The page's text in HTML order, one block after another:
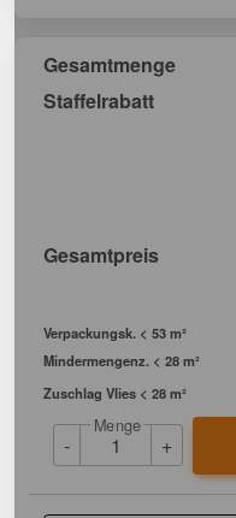
Gesamtmenge
Staffelrabatt
Gesamtpreis
Verpackungsk. < 53 m²
Mindermengenz. < 28 m²
Zuschlag Vlies < 28 m²
-
Menge
+